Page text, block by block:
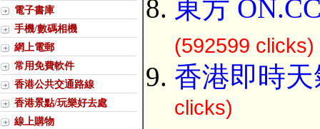
電子書庫
手機/數碼相機
網上電郵
常用免費軟件
香港公共交通路線
香港景點/玩樂好去處
線上購物
東方
(592599 clicks)
香港即時
clicks)